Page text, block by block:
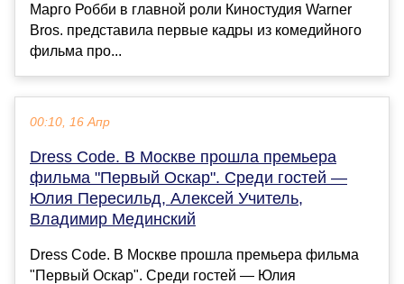
Марго Робби в главной роли Киностудия Warner
Bros. представила первые кадры из комедийного
фильма про...
00:10, 16 Апр
Dress Code. В Москве прошла премьера
фильма "Первый Оскар". Среди гостей —
Юлия Пересильд, Алексей Учитель,
Владимир Мединский
Dress Code. В Москве прошла премьера фильма
"Первый Оскар". Среди гостей — Юлия